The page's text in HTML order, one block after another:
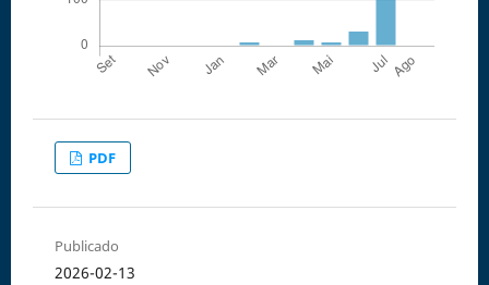
PDF
Publicado
2026-02-13